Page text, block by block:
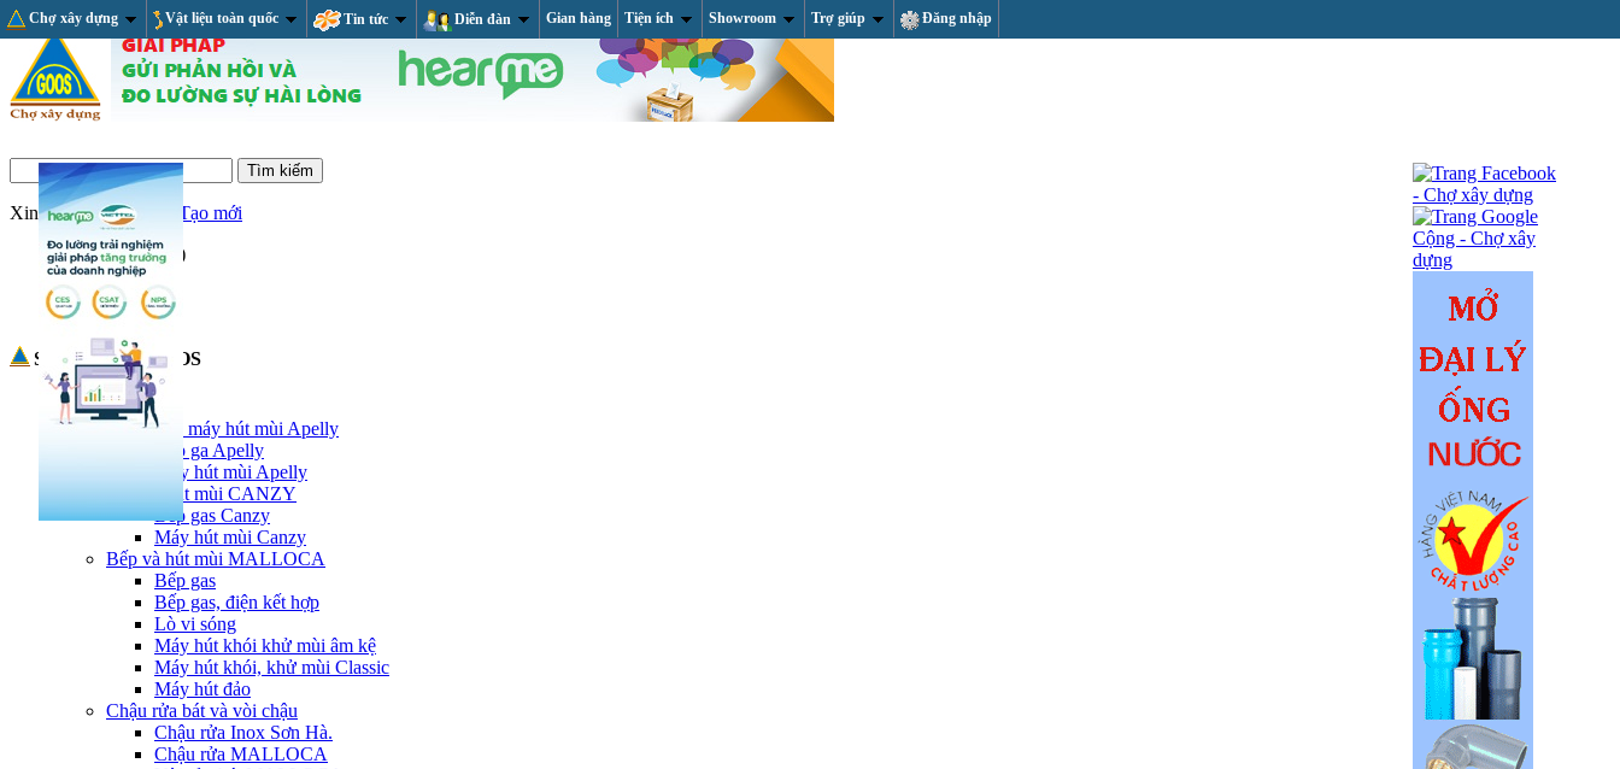
Chợ xây dựng Vật liệu toàn quốc Tin tức Diễn đàn Gian hàng Tiện ích Showroom Trợ giúp Đăng nhập
Xin chào,Đăng nhập/Tạo mới
Giỏ hàng (trống)
RSS Feed
Sản phẩm tại GOOS
Thiết bị nhà bếp
Bếp ga và máy hút mùi Apelly
Bếp ga Apelly
Máy hút mùi Apelly
Bếp và hút mùi CANZY
Bếp gas Canzy
Máy hút mùi Canzy
Bếp và hút mùi MALLOCA
Bếp gas
Bếp gas, điện kết hợp
Lò vi sóng
Máy hút khói khử mùi âm kệ
Máy hút khói, khử mùi Classic
Máy hút đảo
Chậu rửa bát và vòi chậu
Chậu rửa Inox Sơn Hà.
Chậu rửa MALLOCA